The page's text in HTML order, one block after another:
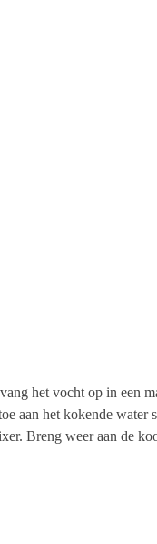
het vocht op in een
aan het kokende water
Breng weer aan de